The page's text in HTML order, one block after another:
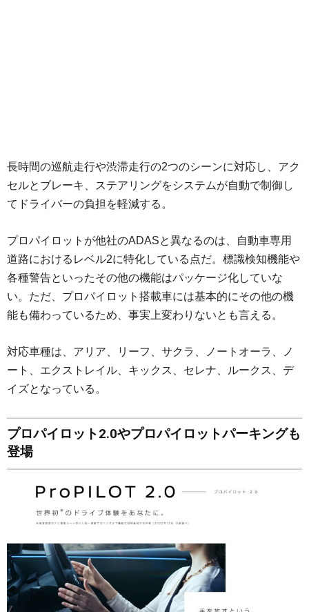
長時間の巡航走行や渋滞走行の2つのシーンに対応し、アク
セルとブレーキ、ステアリングをシステムが自動で制御し
てドライバーの負担を軽減する。
プロパイロットが他社のADASと異なるのは、自動車専用
道路におけるレベル2に特化している点だ。標識検知機能や
各種警告といったその他の機能はパッケージ化していな
い。ただ、プロパイロット搭載車には基本的にその他の機
能も備わっているため、事実上変わりないとも言える。
対応車種は、アリア、リーフ、サクラ、ノートオーラ、ノ
ート、エクストレイル、キックス、セレナ、ルークス、デ
イズとなっている。
プロパイロット2.0やプロパイロットパーキングも
登場